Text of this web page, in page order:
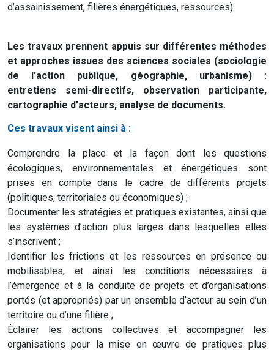
d’assainissement, filières énergétiques, ressources).
Les travaux prennent appuis sur différentes méthodes
et approches issues des sciences sociales (sociologie
de l’action publique, géographie, urbanisme) :
entretiens semi-directifs, observation participante,
cartographie d’acteurs, analyse de documents.
Ces travaux visent ainsi à :
Comprendre la place et la façon dont les questions
écologiques, environnementales et énergétiques sont
prises en compte dans le cadre de différents projets
(politiques, territoriales ou économiques) ;
Documenter les stratégies et pratiques existantes, ainsi que
les systèmes d’action plus larges dans lesquelles elles
s’inscrivent ;
Identifier les frictions et les ressources en présence ou
mobilisables, et ainsi les conditions nécessaires à
l’émergence et à la conduite de projets et d’organisations
portés (et appropriés) par un ensemble d’acteur au sein d’un
territoire ou d’une filière ;
Éclairer les actions collectives et accompagner les
organisations pour la mise en œuvre de pratiques plus